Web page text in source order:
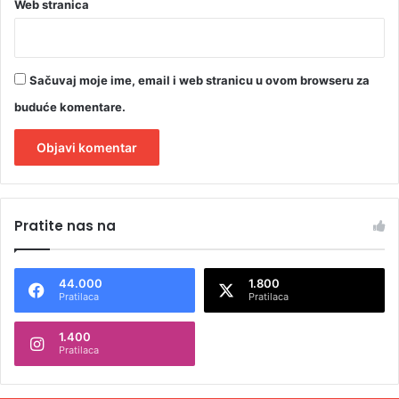
a
š
i
t
k
o
i
j
u
Web stranica
Sačuvaj moje ime, email i web stranicu u ovom browseru za
buduće komentare.
t
n
t
Pratite nas na
44.000
Pratilaca
1.800
Pratilaca
1.400
Pratilaca